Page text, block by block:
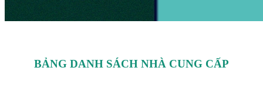
BẢNG DANH SÁCH NHÀ CUNG CẤP